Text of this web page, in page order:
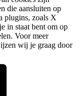
die aansluiten op
plugins, zoals X
in staat bent om op
Voor meer
wij je graag door